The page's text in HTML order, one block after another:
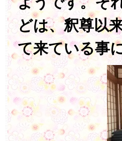
どは、釈尊以
て来ている事